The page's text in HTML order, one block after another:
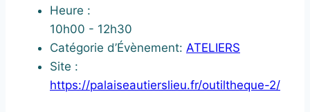
Heure :
10h00 - 12h30
Catégorie d’Évènement: ATELIERS
Site :
https://palaiseautierslieu.fr/outiltheque-2/